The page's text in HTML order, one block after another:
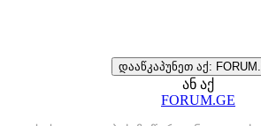
დააწკაპუნეთ აქ:
ან აქ
FORUM.GE